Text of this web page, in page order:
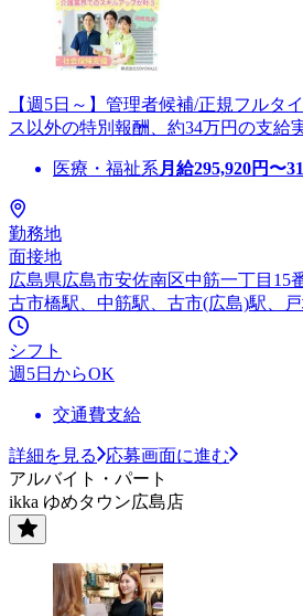
【週5日～】管理者候補/正規フルタ
ス以外の特別報酬、約34万円の支給
医療・福祉系 月給295,920円〜
勤務地
面接地
広島県広島市安佐南区中筋一丁目15
古市橋駅、中筋駅、古市(広島)駅、
シフト
週5日からOK
交通費支給
詳細を見る
応募画面に進む
アルバイト・パート
ikka ゆめタウン広島店